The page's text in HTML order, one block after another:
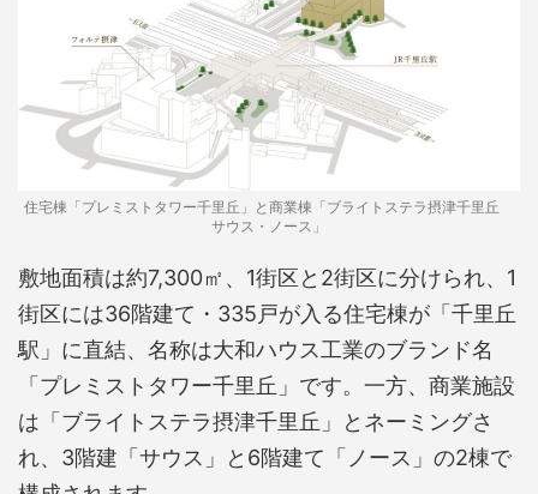
住宅棟「プレミストタワー千里丘」と商業棟「ブライトステラ摂津千里丘
サウス・ノース」
敷地面積は約7,300㎡、1街区と2街区に分けられ、1
街区には36階建て・335戸が入る住宅棟が「千里丘
駅」に直結、名称は大和ハウス工業のブランド名
「プレミストタワー千里丘」です。一方、商業施設
は「ブライトステラ摂津千里丘」とネーミングさ
れ、3階建「サウス」と6階建て「ノース」の2棟で